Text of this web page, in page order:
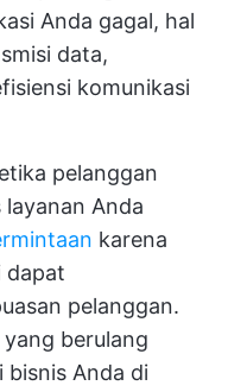
Anda gagal, hal
data,
komunikasi
pelanggan
Anda
karena
dapat
pelanggan.
berulang
bisnis Anda di